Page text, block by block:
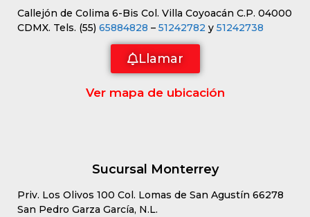
Callejón de Colima 6-Bis Col. Villa Coyoacán C.P. 04000
CDMX. Tels. (55) 65884828 – 51242782 y 51242738
Llamar
Ver mapa de ubicación
Sucursal Monterrey
Priv. Los Olivos 100 Col. Lomas de San Agustín 66278
San Pedro Garza García, N.L.